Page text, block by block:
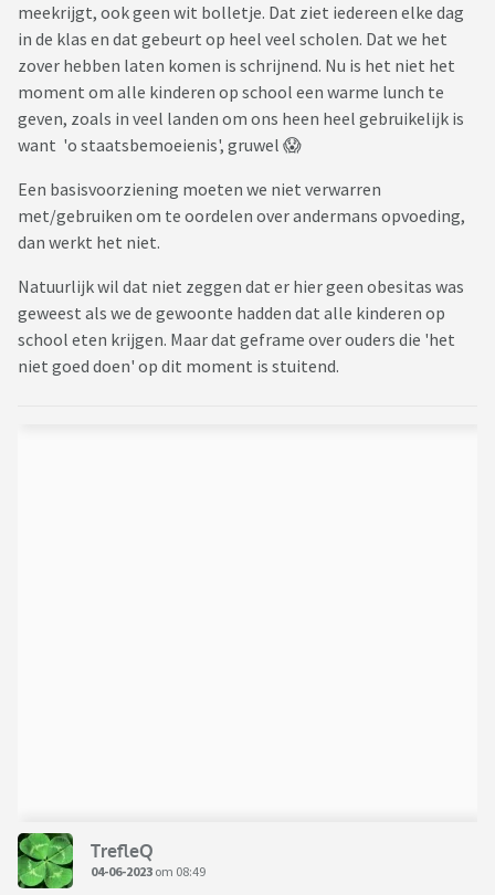
meekrijgt, ook geen wit bolletje. Dat ziet iedereen elke dag
in de klas en dat gebeurt op heel veel scholen. Dat we het
zover hebben laten komen is schrijnend. Nu is het niet het
moment om alle kinderen op school een warme lunch te
geven, zoals in veel landen om ons heen heel gebruikelijk is
want 'o staatsbemoeienis', gruwel 😱
Een basisvoorziening moeten we niet verwarren
met/gebruiken om te oordelen over andermans opvoeding,
dan werkt het niet.
Natuurlijk wil dat niet zeggen dat er hier geen obesitas was
geweest als we de gewoonte hadden dat alle kinderen op
school eten krijgen. Maar dat geframe over ouders die 'het
niet goed doen' op dit moment is stuitend.
TrefleQ
04-06-2023 om 08:49